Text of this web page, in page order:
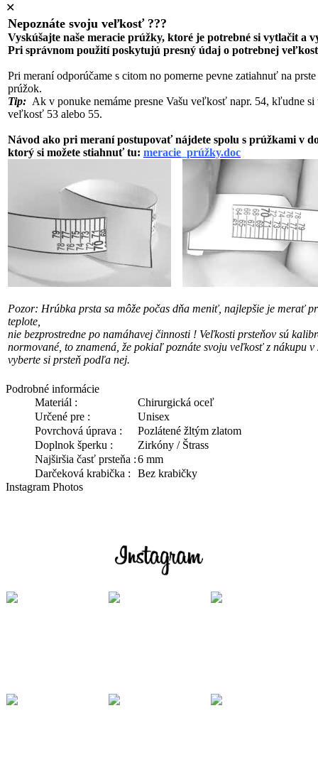
✕
Nepoznáte svoju veľkosť ???
Vyskúšajte naše meracie prúžky, ktoré je potrebné si vytlačit a
Pri správnom použití poskytujú presný údaj o potrebnej
Pri meraní odporúčame s citom no pomerne pevne zatiahnuť na
prúžok.
Tip: Ak v ponuke nemáme presne Vašu veľkosť napr. 54, kľudne si
veľkosť 53 alebo 55.
Návod ako pri meraní postupovať nájdete spolu s prúžkami v
ktorý si možete stiahnuť tu: meracie_prúžky.doc
Pozor: Hrúbka prsta sa môže počas dňa meniť, najlepšie je merať
teplote,
nie bezprostredne po namáhavej činnosti ! Veľkosti prsteňov sú
normované, to znamená, že pokiaľ poznáte svoju veľkosťz nákupu v
vyberte si prsteň podľa nej.
Podrobné informácie
Materiál :
Chirurgická oceľ
Určené pre :
Unisex
Povrchová úprava :
Pozlátené žltým zlatom
Doplnok šperku :
Zirkóny / Štrass
Najširšia časť prsteňa :6 mm
Darčeková krabička :
Bez krabičky
Instagram Photos